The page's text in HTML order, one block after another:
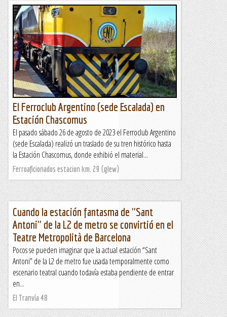
El Ferroclub Argentino (sede Escalada) en
Estación Chascomus
El pasado sábado 26 de agosto de 2023 el Ferroclub Argentino
(sede Escalada) realizó un traslado de su tren histórico hasta
la Estación Chascomus, donde exhibió el material...
Ferroaficionados estacion km. 29 (glew)
Cuando la estación fantasma de "Sant
Antoni" de la L2 de metro se convirtió en el
Teatre Metropolità de Barcelona
Pocos se pueden imaginar que la actual estación “Sant
Antoni” de la L2 de metro fue usada temporalmente como
escenario teatral cuando todavía estaba pendiente de entrar
en...
El Tranvía 48